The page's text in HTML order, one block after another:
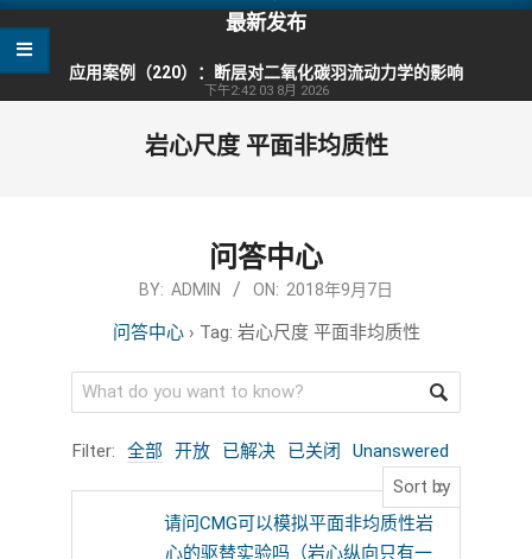
Navigation
Menu
最新发布
应用案例（220）：断层对二氧化碳羽流动力学的影响
下午2:42 03 8月 2026
岩心尺度 平面非均质性
问答中心
BY: ADMIN ON: 2018年9月7日
问答中心› Tag: 岩心尺度 平面非均质性
Filter: 全部 开放 已解决 已关闭 Unanswered
请问CMG可以模拟平面非均质性岩
心的驱替实验吗（岩心纵向只有一